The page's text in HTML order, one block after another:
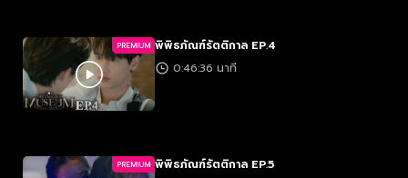
PREMIUM พิพิธภัณฑ์รัตติกาล EP.4
0:46:36 นาที
PREMIUM พิพิธภัณฑ์รัตติกาล EP.5